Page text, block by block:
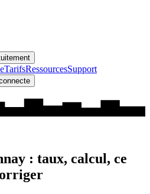
TarifsRessourcesSupport
: taux, calcul, ce